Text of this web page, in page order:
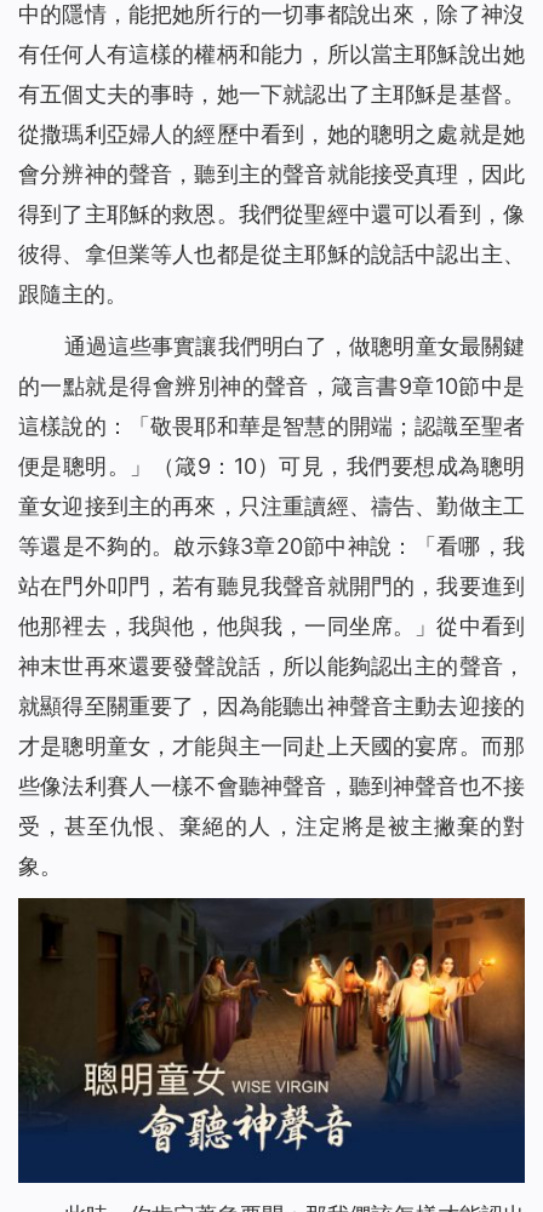
中的隱情，能把她所行的一切事都說出來，除了神沒
有任何人有這樣的權柄和能力，所以當主耶穌說出她
有五個丈夫的事時，她一下就認出了主耶穌是基督。
從撒瑪利亞婦人的經歷中看到，她的聰明之處就是她
會分辨神的聲音，聽到主的聲音就能接受真理，因此
得到了主耶穌的救恩。我們從聖經中還可以看到，像
彼得、拿但業等人也都是從主耶穌的說話中認出主、
跟隨主的。
通過這些事實讓我們明白了，做聰明童女最關鍵
的一點就是得會辨別神的聲音，箴言書9章10節中是
這樣說的：「敬畏耶和華是智慧的開端；認識至聖者
便是聰明。」（箴9：10）可見，我們要想成為聰明
童女迎接到主的再來，只注重讀經、禱告、勤做主工
等還是不夠的。啟示錄3章20節中神說：「看哪，我
站在門外叩門，若有聽見我聲音就開門的，我要進到
他那裡去，我與他，他與我，一同坐席。
」從中看到
神末世再來還要發聲說話，所以能夠認出主的聲音，
就顯得至關重要了，因為能聽出神聲音主動去迎接的
才是聰明童女，才能與主一同赴上天國的宴席。而那
些像法利賽人一樣不會聽神聲音，聽到神聲音也不接
受，甚至仇恨、棄絕的人，注定將是被主撇棄的對
象。